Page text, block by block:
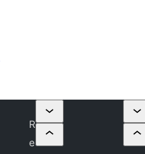
R
e